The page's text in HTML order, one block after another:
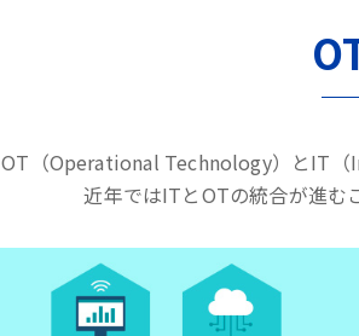
OT（Operational Technology）とIT（
近年ではITとOTの統合が進む